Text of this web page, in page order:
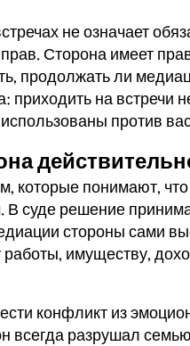
не означает
Сторона имеет
продолжать ли
приходить на встречи
против
которые понимают, что
В суде решение
стороны сами
работы, имуществу,
конфликт из
всегда разрушал